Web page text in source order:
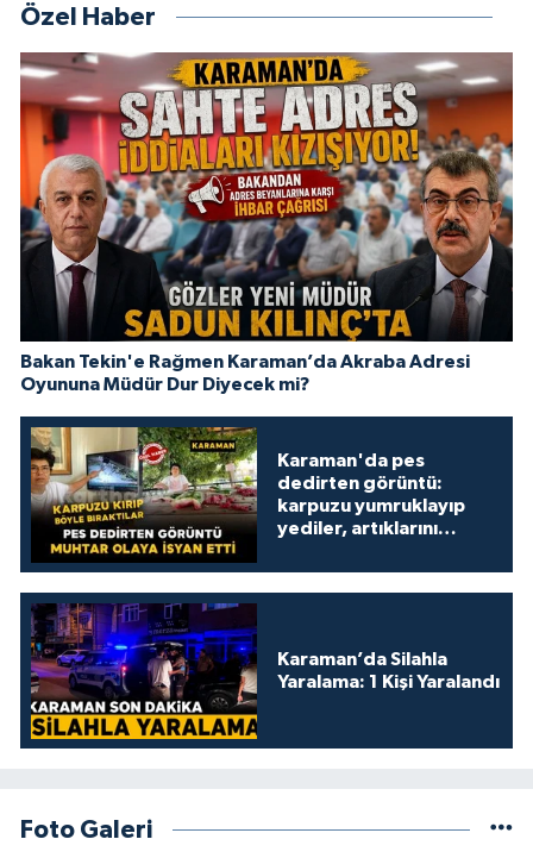
Özel Haber
Bakan Tekin'e Rağmen Karaman’da Akraba Adresi
Oyununa Müdür Dur Diyecek mi?
Karaman'da pes
dedirten görüntü:
karpuzu yumruklayıp
yediler, artıklarını
Karaman’da Silahla
Yaralama: 1 Kişi Yaralandı
Foto Galeri